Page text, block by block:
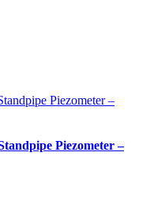
Piezometer –